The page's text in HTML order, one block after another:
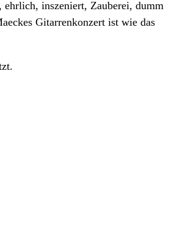
ehrlich, inszeniert, Zauberei, dumm
Gitarrenkonzert ist wie das